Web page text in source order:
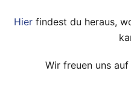
Hierfindest du heraus,
Wir freuen uns